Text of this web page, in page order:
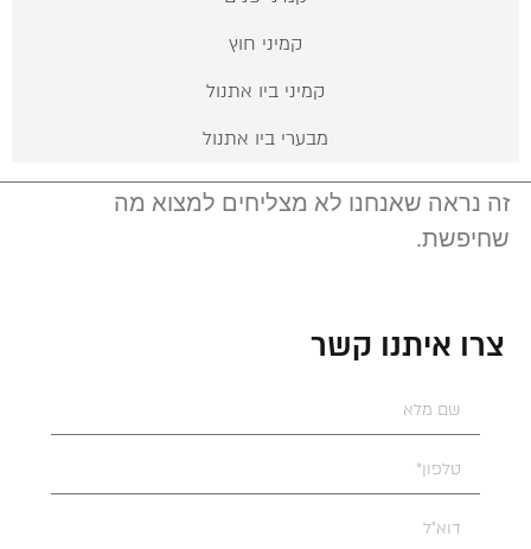
קמיני חוץ
קמיני ביו אתנול
מבערי ביו אתנול
זה נראה שאנחנו לא מצליחים למצוא מה
שחיפשת.
צרו איתנו קשר